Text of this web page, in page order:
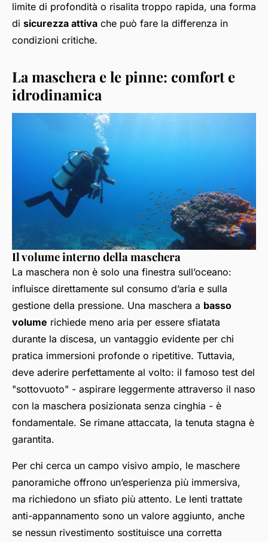
limite di profondità o risalita troppo rapida, una forma
di sicurezza attiva che può fare la differenza in
condizioni critiche.
La maschera e le pinne: comfort e
idrodinamica
Il volume interno della maschera
La maschera non è solo una finestra sull’oceano:
influisce direttamente sul consumo d’aria e sulla
gestione della pressione. Una maschera a basso
volume richiede meno aria per essere sfiatata
durante la discesa, un vantaggio evidente per chi
pratica immersioni profonde o ripetitive. Tuttavia,
deve aderire perfettamente al volto: il famoso test del
"sottovuoto" - aspirare leggermente attraverso il naso
con la maschera posizionata senza cinghia - è
fondamentale. Se rimane attaccata, la tenuta stagna è
garantita.
Per chi cerca un campo visivo ampio, le maschere
panoramiche offrono un’esperienza più immersiva,
ma richiedono un sfiato più attento. Le lenti trattate
anti-appannamento sono un valore aggiunto, anche
se nessun rivestimento sostituisce una corretta